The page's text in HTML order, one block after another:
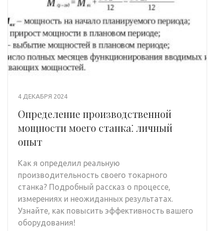
4 ДЕКАБРЯ 2024
Определение производственной
мощности моего станка⁚ личный
опыт
Как я определил реальную
производительность своего токарного
станка? Подробный рассказ о процессе,
измерениях и неожиданных результатах.
Узнайте, как повысить эффективность вашего
оборудования!